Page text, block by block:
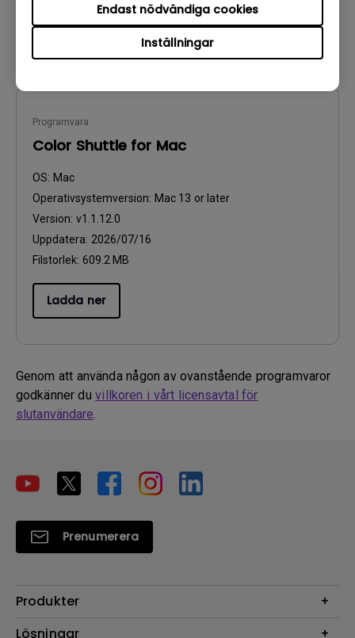
Inställningar
Endast nödvändiga cookies
Ladda ner
Programvara
Color Shuttle for Mac
OS: Mac
Operativsystemversion: Mac 13 or later
Version: v1.1.12.0
Uppdatera: 2026/07/16
Filstorlek: 609.2 MB
Ladda ner
Genom att använda någon av ovanstående programvaror
godkänner duvillkoren i vårt licensavtal för
slutanvändare.
Prenumerera
Produkter
Projektorer
Lösningar